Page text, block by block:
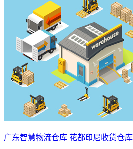
广东智慧物流仓库 花都印尼收货仓库